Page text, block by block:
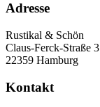
Adresse
Rustikal & Schön
Claus-Ferck-Straße 3
22359 Hamburg
Kontakt